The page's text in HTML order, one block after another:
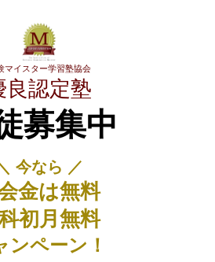
マイスター学習塾協会
良認定塾
募集中
今なら ／
金は無料
初月無料
ンペーン！